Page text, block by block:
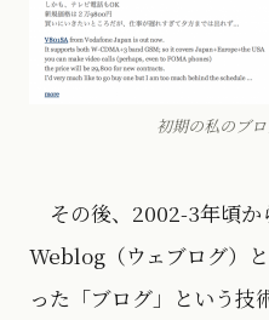
初期の私のブ
その後、2002-3年頃か
Weblog（ウェブログ）
った「ブログ」という